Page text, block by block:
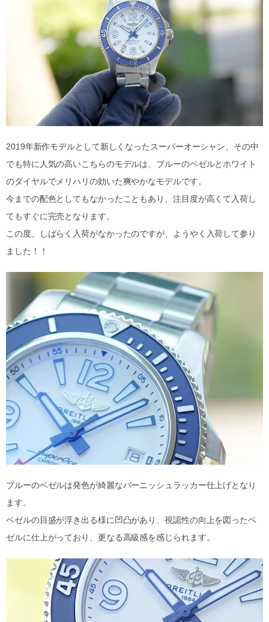
2019年新作モデルとして新しくなったスーパーオーシャン、その中
でも特に人気の高いこちらのモデルは、ブルーのベゼルとホワイト
のダイヤルでメリハリの効いた爽やかなモデルです。
今までの配色としてもなかったこともあり、注目度が高くて入荷し
てもすぐに完売となります。
この度、しばらく入荷がなかったのですが、ようやく入荷して参り
ました！！
ブルーのベゼルは発色が綺麗なバーニッシュラッカー仕上げとなり
ます。
ベゼルの目盛が浮き出る様に凹凸があり、視認性の向上を図ったベ
ゼルに仕上がっており、更なる高級感を感じられます。